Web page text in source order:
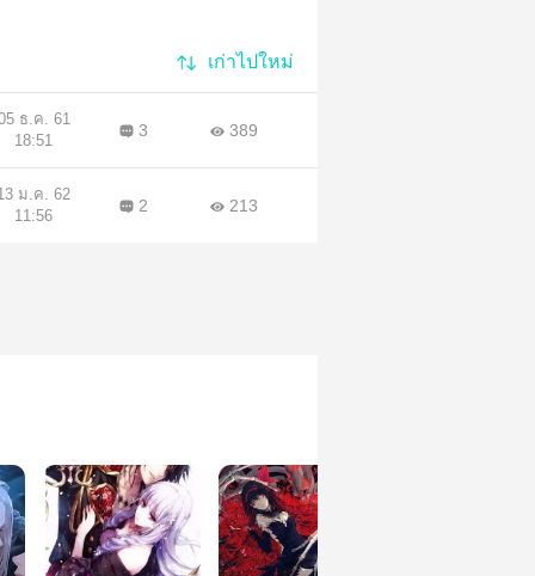
เก่าไปใหม่
ธ.ค. 61
18:51
3 389
ม.ค. 62
11:56
2 213